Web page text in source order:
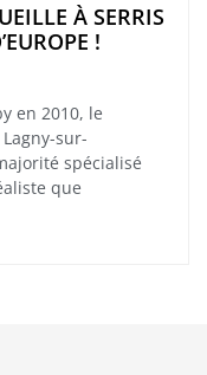
À SERRIS
!
en 2010, le
sur-
spécialisé
que